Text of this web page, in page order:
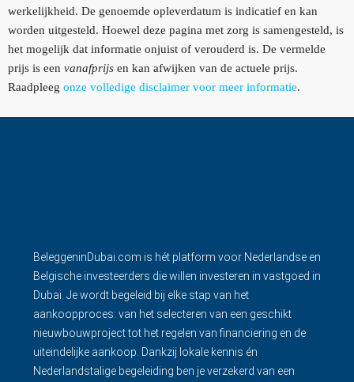
werkelijkheid. De genoemde opleverdatum is indicatief en kan
worden uitgesteld. Hoewel deze pagina met zorg is samengesteld, is
het mogelijk dat informatie onjuist of verouderd is. De vermelde
prijs is een vanafprijs en kan afwijken van de actuele prijs.
Raadpleeg onze volledige disclaimer voor meer informatie.
BeleggeninDubai.com is hét platform voor Nederlandse en
Belgische investeerders die willen investeren in vastgoed in
Dubai. Je wordt begeleid bij elke stap van het
aankoopproces: van het selecteren van een geschikt
nieuwbouwproject tot het regelen van financiering en de
uiteindelijke aankoop. Dankzij lokale kennis én
Nederlandstalige begeleiding ben je verzekerd van een